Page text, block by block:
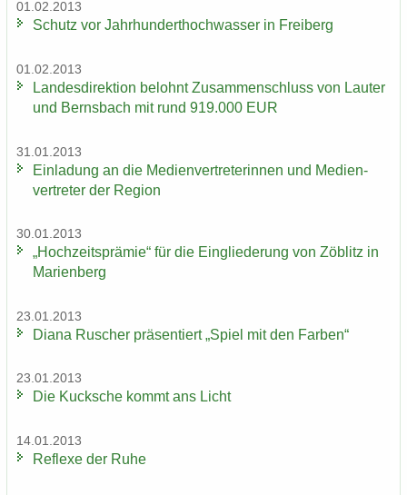
01.02.2013
Schutz vor Jahr­hun­dert­hoch­was­ser in Frei­berg
01.02.2013
Lan­des­di­rek­ti­on be­lohnt Zu­sam­men­schluss von Lau­ter
und Berns­bach mit rund 919.000 EUR
31.01.2013
Ein­la­dung an die Me­di­en­ver­tre­te­rin­nen und Me­di­en­
ver­tre­ter der Re­gi­on
30.01.2013
„Hoch­zeits­prä­mie“ für die Ein­glie­de­rung von Zö­blitz in
Ma­ri­en­berg
23.01.2013
Diana Ru­scher prä­sen­tiert „Spiel mit den Far­ben“
23.01.2013
Die Kuck­sche kommt ans Licht
14.01.2013
Re­fle­xe der Ruhe